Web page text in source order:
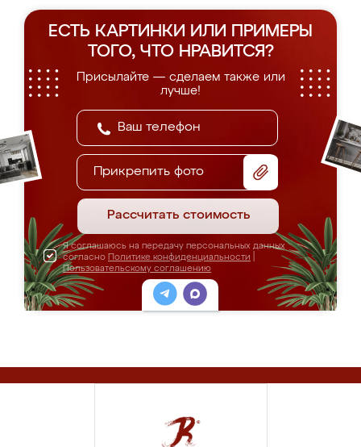
ЕСТЬ КАРТИНКИ ИЛИ ПРИМЕРЫ
ТОГО, ЧТО НРАВИТСЯ?
Присылайте — сделаем также или
лучше!
Прикрепить фото
Рассчитать стоимость
Я соглашаюсь на передачу персональных данных
согласно Политике конфиденциальности
Пользовательскому соглашению